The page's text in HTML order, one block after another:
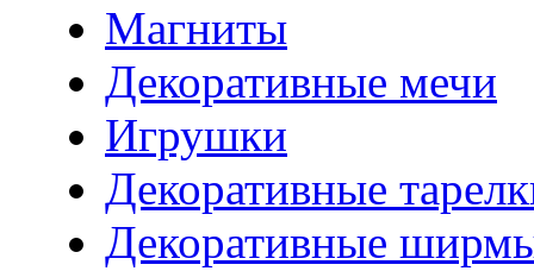
Магниты
Декоративные мечи
Игрушки
Декоративные
Декоративные